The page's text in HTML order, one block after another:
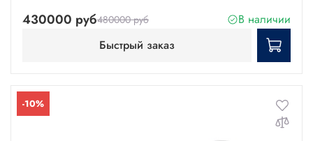
430000 руб480000 руб
В наличии
Быстрый заказ
-10%